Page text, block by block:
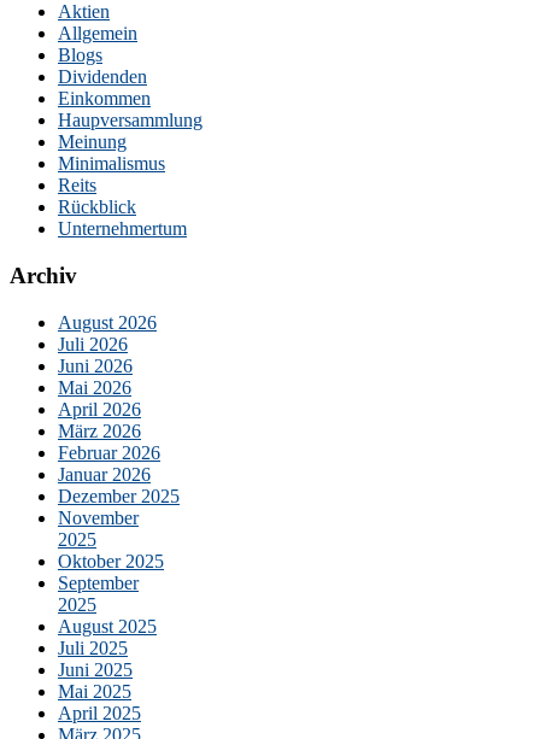
Aktien
Allgemein
Blogs
Dividenden
Einkommen
Haupversammlung
Meinung
Minimalismus
Reits
Rückblick
Unternehmertum
Archiv
August 2026
Juli 2026
Juni 2026
Mai 2026
April 2026
März 2026
Februar 2026
Januar 2026
Dezember 2025
November
2025
Oktober 2025
September
2025
August 2025
Juli 2025
Juni 2025
Mai 2025
April 2025
März 2025